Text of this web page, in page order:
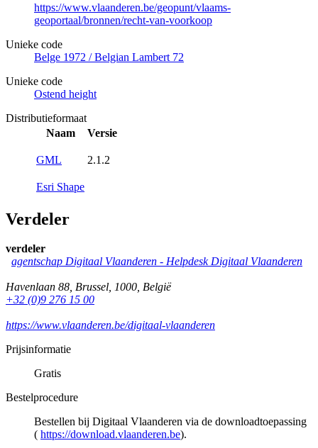
https://www.vlaanderen.be/geopunt/vlaams-
geoportaal/bronnen/recht-van-voorkoop
Unieke code
Belge 1972 / Belgian Lambert 72
Unieke code
Ostend height
Distributieformaat
Naam
Versie
GML 2.1.2
Esri Shape
Verdeler
verdeler
agentschap Digitaal Vlaanderen - Helpdesk Digitaal Vlaanderen
Havenlaan 88, Brussel, 1000, België
+32 (0)9 276 15 00
https://www.vlaanderen.be/digitaal-vlaanderen
Prijsinformatie
Gratis
Bestelprocedure
Bestellen bij Digitaal Vlaanderen via de downloadtoepassing
( https://download.vlaanderen.be).